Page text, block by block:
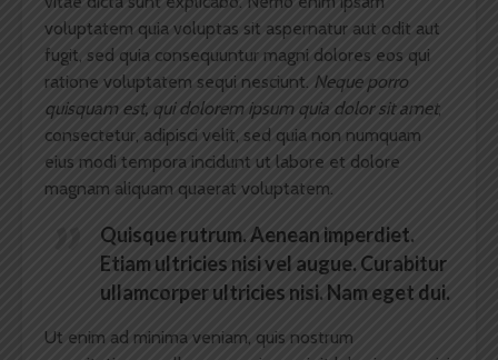
voluptatem quia voluptas sit aspernatur aut odit aut
fugit, sed quia consequuntur magni dolores eos qui
ratione voluptatem sequi nesciunt. Neque porro
quisquam est, qui dolorem ipsum quia dolor sit amet,
consectetur, adipisci velit, sed quia non numquam
eius modi tempora incidunt ut labore et dolore
magnam aliquam quaerat voluptatem.
Quisque rutrum. Aenean imperdiet.
Etiam ultricies nisi vel augue. Curabitur
ullamcorper ultricies nisi. Nam eget dui.
Ut enim ad minima veniam, quis nostrum